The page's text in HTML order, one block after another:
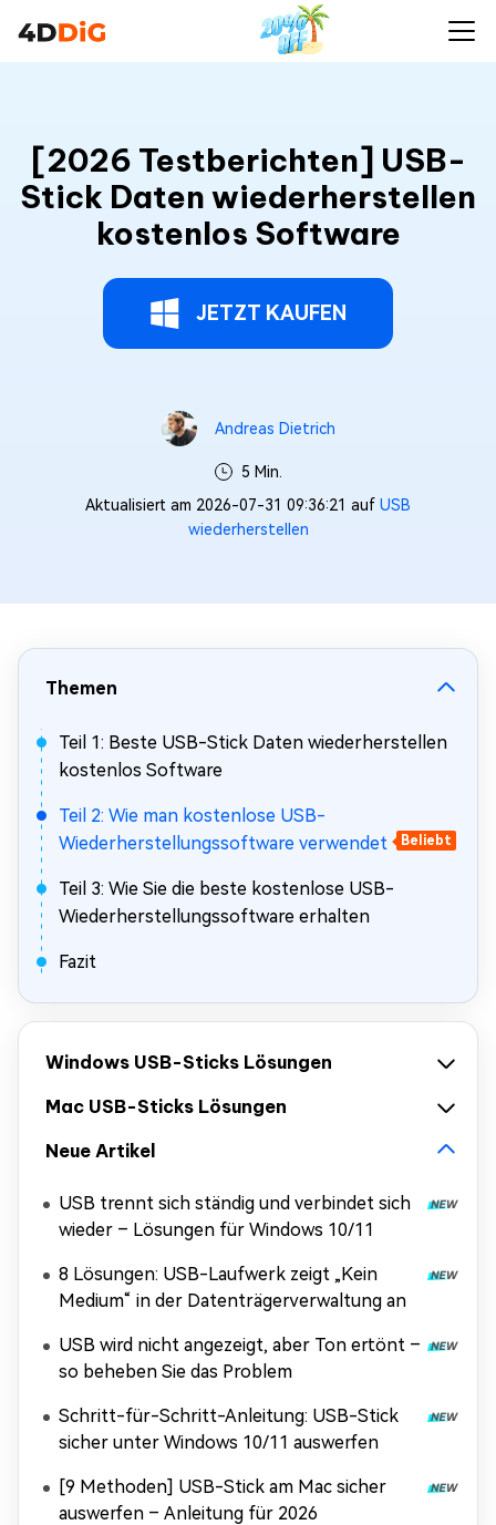
[2026 Testberichten] USB-
Stick Daten wiederherstellen
kostenlos Software
JETZT KAUFEN
Andreas Dietrich
5 Min.
Aktualisiert am 2026-07-31 09:36:21 auf USB
wiederherstellen
Themen
Teil 1: Beste USB-Stick Daten wiederherstellen
kostenlos Software
Teil 2: Wie man kostenlose USB-
Wiederherstellungssoftware verwendet
Beliebt
Teil 3: Wie Sie die beste kostenlose USB-
Wiederherstellungssoftware erhalten
Fazit
Windows USB-Sticks Lösungen
Mac USB-Sticks Lösungen
Neue Artikel
USB trennt sich ständig und verbindet sich
wieder – Lösungen für Windows 10/11
8 Lösungen: USB-Laufwerk zeigt „Kein
Medium“ in der Datenträgerverwaltung an
USB wird nicht angezeigt, aber Ton ertönt –
so beheben Sie das Problem
Schritt-für-Schritt-Anleitung: USB-Stick
sicher unter Windows 10/11 auswerfen
[9 Methoden] USB-Stick am Mac sicher
auswerfen – Anleitung für 2026